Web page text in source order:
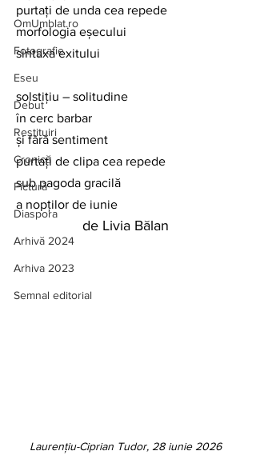
OmUmblat.ro
Fotografie
Eseu
Debut
Restituiri
Cronică
Pictură
Diaspora
Arhivă 2024
Arhiva 2023
Semnal editorial
purtați de unda cea repede
morfologia eșecului
sintaxa exitului
solstițiu – solitudine
în cerc barbar
și fără sentiment
purtați de clipa cea repede
sub pagoda gracilă
a nopților de iunie
de Livia Bălan
Laurențiu-Ciprian Tudor, 28 iunie 2026